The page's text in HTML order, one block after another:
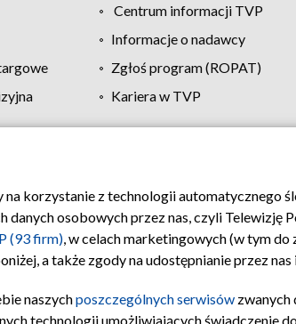
Centrum informacji TVP
Informacje o nadawcy
Zgłoś program (ROPAT)
Kariera w TVP
prywatności Moje zgody Pomoc
korzystanie z technologii automatycznego
osobowych przez nas, czyli Telewizję
(93 firm), w celach marketingowych (w tym
a także zgody na udostępnianie przez
naszychposzczególnych serwisów zwanych
technologii umożliwiających świadczenie